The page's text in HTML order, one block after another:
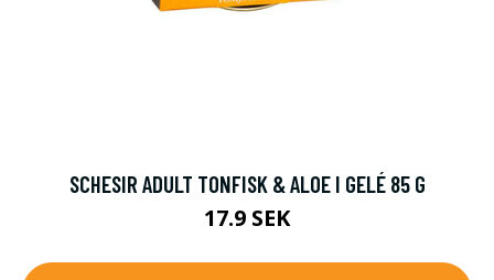
SCHESIR ADULT TONFISK & ALOE I GELÉ 85 G
17.9 SEK